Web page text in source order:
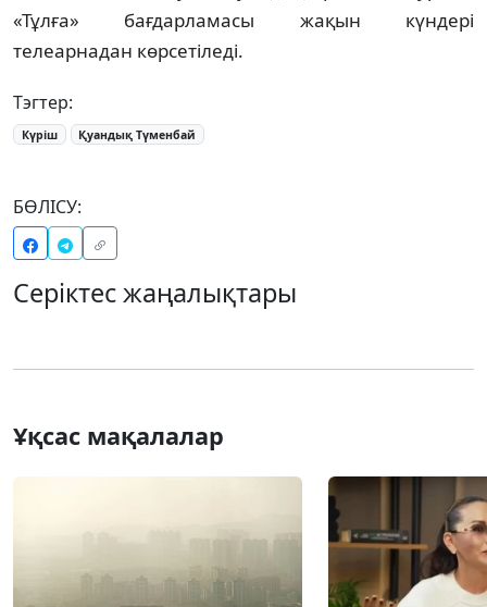
«Тұлға» бағдарламасы жақын күндері
телеарнадан көрсетіледі.
Тэгтер:
Күріш Қуандық Түменбай
БӨЛІСУ:
Серіктес жаңалықтары
Ұқсас мақалалар